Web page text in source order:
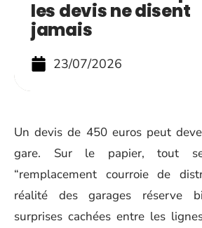
les devis ne disent
jamais
23/07/2026
Un devis de 450 euros peut
gare. Sur le papier, tout
“remplacement courroie de
réalité des garages réserve
surprises cachées entre les